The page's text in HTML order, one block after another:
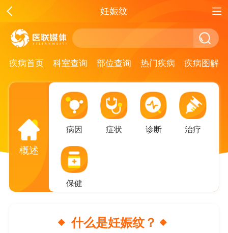
妊娠纹
疾病首页 科室查询 部位查询 热门疾病 疾病图解
概述
病因 症状 诊断 治疗
保健
什么是妊娠纹？